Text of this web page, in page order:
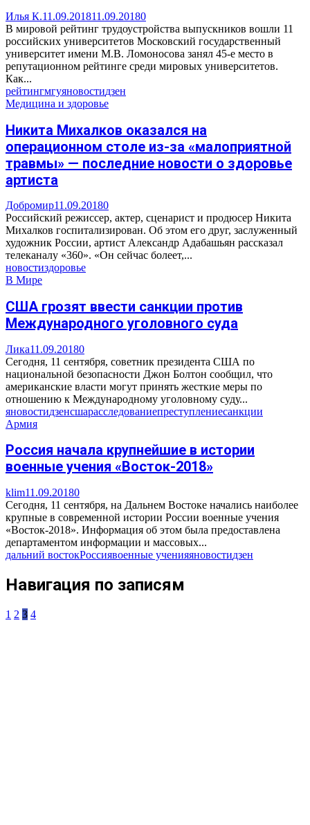
Илья К.11.09.201811.09.20180
В мировой рейтинг трудоустройства выпускников вошли 11
российских университетов Московский государственный
университет имени М.В. Ломоносова занял 45-е место в
репутационном рейтинге среди мировых университетов.
Как...
рейтингмгуяновостидзен
Медицина и здоровье
Никита Михалков оказался на
операционном столе из-за «малоприятной
травмы» — последние новости о здоровье
артиста
Добромир11.09.20180
Российский режиссер, актер, сценарист и продюсер Никита
Михалков госпитализирован. Об этом его друг, заслуженный
художник России, артист Александр Адабашьян рассказал
телеканалу «360». «Он сейчас болеет,...
новостиздоровье
В Мире
США грозят ввести санкции против
Международного уголовного суда
Лика11.09.20180
Сегодня, 11 сентября, советник президента США по
национальной безопасности Джон Болтон сообщил, что
американские власти могут принять жесткие меры по
отношению к Международному уголовному суду...
яновостидзенсшарасследованиепреступлениесанкции
Армия
Россия начала крупнейшие в истории
военные учения «Восток-2018»
klim11.09.20180
Сегодня, 11 сентября, на Дальнем Востоке начались наиболее
крупные в современной истории России военные учения
«Восток-2018». Информация об этом была предоставлена
департаментом информации и массовых...
дальний востокРоссиявоенные ученияяновостидзен
Навигация по записям
1 2 3 4